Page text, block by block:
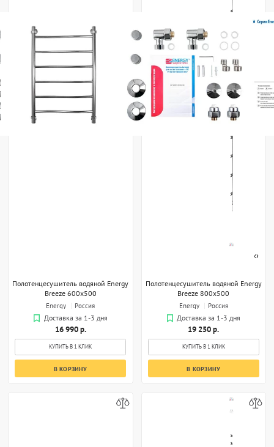
‹›
Полотенцесушитель водяной Energy
Breeze 600x500
Energy
Россия
Доставка за 1-3 дня
16 990 р.
КУПИТЬ В 1 КЛИК
В КОРЗИНУ
Полотенцесушитель водяной Energy
Breeze 800x500
Energy
Россия
Доставка за 1-3 дня
19 250 р.
КУПИТЬ В 1 КЛИК
В КОРЗИНУ